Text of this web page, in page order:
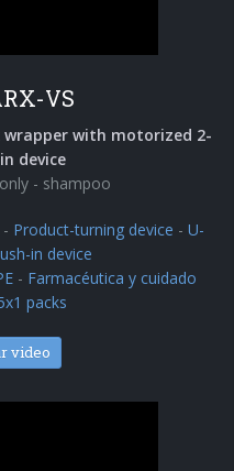
VS
with motorized 2-
device
- shampoo
- Product-turning device - U-
in device
- Farmacéutica y cuidado
packs
video